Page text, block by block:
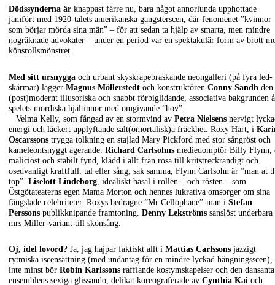
Dödssynderna är knappast färre nu, bara något annorlunda upphottade
jämfört med 1920-talets amerikanska gangsterscen, där fenomenet ”kvinnor
som börjar mörda sina män” – för att sedan ta hjälp av smarta, men mindre
nogräknade advokater – under en period var en spektakulär form av brott
könsrollsmönstret.
Med sitt ursnygga och urbant skyskrapebraskande neongalleri (på fyra led-
skärmar) lägger Magnus Möllerstedt och konstruktören Conny Sandh den
(post)modernt illusoriska och snabbt förbiglidande, associativa bakgrunden
spelets mordiska hjältinnor med omgivande ”hov”:
Velma Kelly, som fångad av en stormvind av Petra Nielsens nervigt
energi och läckert upplyftande salt(omortalisk)a fräckhet. Roxy Hart, i
Oscarssons trygga tolkning en stajlad Mary Pickford med stor sångröst och
kameleontsnyggt agerande. Richard Carlsohns mediedomptör Billy Flynn,
maliciöst och stabilt fynd, klädd i allt från rosa till kritstreckrandigt och
osedvanligt kraftfull: tal eller sång, sak samma, Flynn Carlsohn är ”man at
top”. Liselott Lindeborg , idealiskt basal i rollen – och rösten – som
Östgötateaterns egen Mama Morton och hennes lukrativa omsorger om sina
fängslade celebriteter. Roxys bedragne ”Mr Cellophane”-man i Stefan
Perssons publikknipande framtoning. Denny Lekströms sanslöst underbara
mrs Miller-variant till skönsång.
Oj, idel lovord? Ja, jag hajpar faktiskt allt i Mattias Carlssons jazzigt
rytmiska iscensättning (med undantag för en mindre lyckad hängningsscen),
inte minst bör Robin Karlssons rafflande kostymskapelser och den dansanta
ensemblens sexiga glissando, delikat koreograferade av Cynthia Kai och